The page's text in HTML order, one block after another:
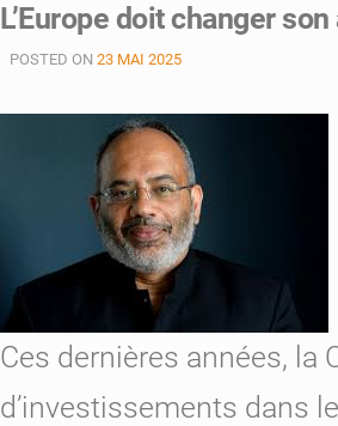
L’Europe doit changer
POSTED ON 23 MAI 2025
Ces dernières années, la
d’investissements dans